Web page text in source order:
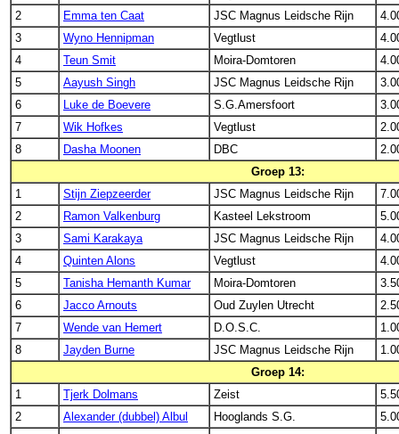
2
Emma ten Caat JSC Magnus Leidsche Rijn
3
Wyno Hennipman Vegtlust
4
Teun Smit Moira-Domtoren
5
Aayush Singh JSC Magnus Leidsche Rijn
6
Luke de Boevere S.G.Amersfoort
7
Wik Hofkes Vegtlust
8
Dasha Moonen DBC
Groep 13:
1
Stijn Ziepzeerder JSC Magnus Leidsche Rijn
2
Ramon Valkenburg Kasteel Lekstroom
3
Sami Karakaya JSC Magnus Leidsche Rijn
4
Quinten Alons Vegtlust
5
Tanisha Hemanth Kumar Moira-Domtoren
6
Jacco Arnouts Oud Zuylen Utrecht
7
Wende van Hemert D.O.S.C.
8
Jayden Burne JSC Magnus Leidsche Rijn
Groep 14:
1
Tjerk Dolmans Zeist
2
Alexander (dubbel) Albul Hooglands S.G.